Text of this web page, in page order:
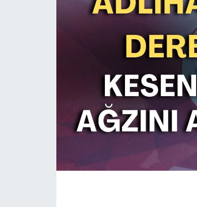
Sivil Toplum